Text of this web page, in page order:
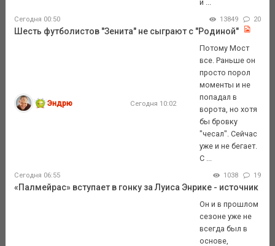
и ...
Сегодня 00:50 13849 20
Шесть футболистов "Зенита" не сыграют с "Родиной"
Эндрю Сегодня 10:02
Потому Мост
все. Раньше он
просто порол
моменты и не
попадал в
ворота, но хотя
бы бровку
"чесал". Сейчас
уже и не бегает.
С ...
Сегодня 06:55 1038 19
«Палмейрас» вступает в гонку за Луиса Энрике - источник
Он и в прошлом
сезоне уже не
всегда был в
основе,